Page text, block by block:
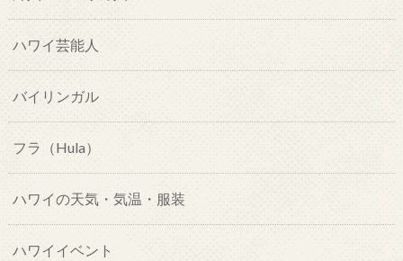
ハワイ芸能人
バイリンガル
フラ（Hula）
ハワイの天気・気温・服装
ハワイイベント